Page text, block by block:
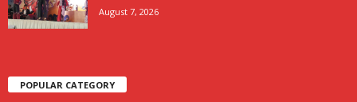
August 7, 2026
POPULAR CATEGORY